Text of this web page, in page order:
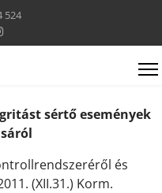
524
sértő események
és
(XII.31.) Korm.